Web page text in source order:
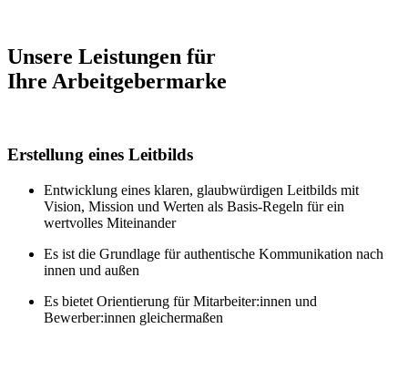
Unsere Leistungen für
Ihre Arbeitgebermarke
Erstellung eines Leitbilds
Entwicklung eines klaren, glaubwürdigen Leitbilds mit
Vision, Mission und Werten als Basis-Regeln für ein
wertvolles Miteinander
Es ist die Grundlage für authentische Kommunikation nach
innen und außen
Es bietet Orientierung für Mitarbeiter:innen und
Bewerber:innen gleichermaßen